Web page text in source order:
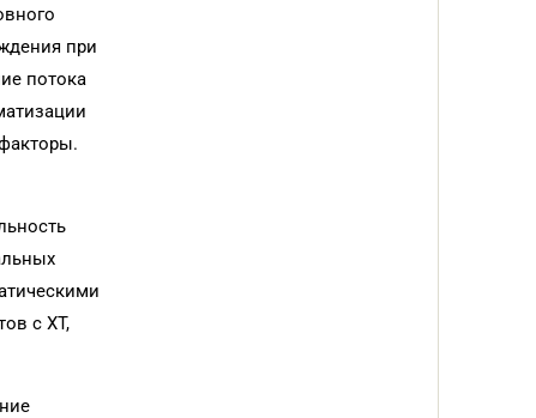
при
потока
с ХТ,